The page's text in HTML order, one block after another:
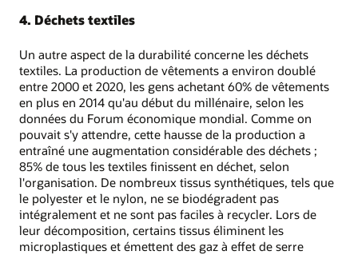
4. Déchets textiles
Un autre aspect de la durabilité concerne les déchets
textiles. La production de vêtements a environ doublé
entre 2000 et 2020, les gens achetant 60% de vêtements
en plus en 2014 qu'au début du millénaire, selon les
données du Forum économique mondial. Comme on
pouvait s'y attendre, cette hausse de la production a
entraîné une augmentation considérable des déchets ;
85% de tous les textiles finissent en déchet, selon
l'organisation. De nombreux tissus synthétiques, tels que
le polyester et le nylon, ne se biodégradent pas
intégralement et ne sont pas faciles à recycler. Lors de
leur décomposition, certains tissus éliminent les
microplastiques et émettent des gaz à effet de serre